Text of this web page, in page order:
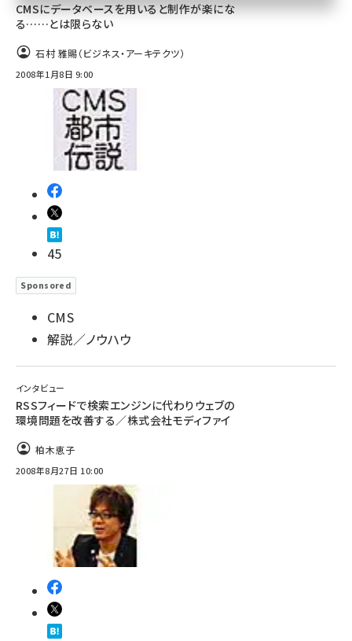
CMSにデータベースを用いると制作が楽にな
る……とは限らない
石村 雅賜（ビジネス・アーキテクツ）
2008年1月8日 9:00
45
Sponsored
CMS
解説／ノウハウ
インタビュー
RSSフィードで検索エンジンに代わりウェブの
環境問題を改善する／株式会社モディファイ
柏木恵子
2008年8月27日 10:00